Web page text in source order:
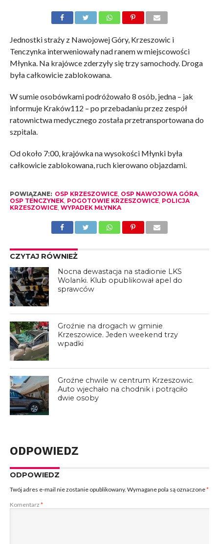
Jednostki straży z Nawojowej Góry, Krzeszowic i
Tenczynka interweniowały nad ranem w miejscowości
Młynka. Na krajówce zderzyły się trzy samochody. Droga
była całkowicie zablokowana.
W sumie osobówkami podróżowało 8 osób, jedna – jak
informuje Kraków112 – po przebadaniu przez zespół
ratownictwa medycznego została przetransportowana do
szpitala.
Od około 7:00, krajówka na wysokości Młynki była
całkowicie zablokowana, ruch kierowano objazdami.
POWIĄZANE: OSP KRZESZOWICE, OSP NAWOJOWA GÓRA,
OSP TENCZYNEK, POGOTOWIE KRZESZOWICE, POLICJA
KRZESZOWICE, WYPADEK MŁYNKA
CZYTAJ RÓWNIEŻ
Nocna dewastacja na stadionie LKS
Wolanki. Klub opublikował apel do
sprawców
Groźnie na drogach w gminie
Krzeszowice. Jeden weekend trzy
wpadki
Groźne chwile w centrum Krzeszowic.
Auto wjechało na chodnik i potrąciło
dwie osoby
ODPOWIEDZ
ODPOWIEDZ
Twój adres e-mail nie zostanie opublikowany. Wymagane pola są oznaczone*
Komentarz *